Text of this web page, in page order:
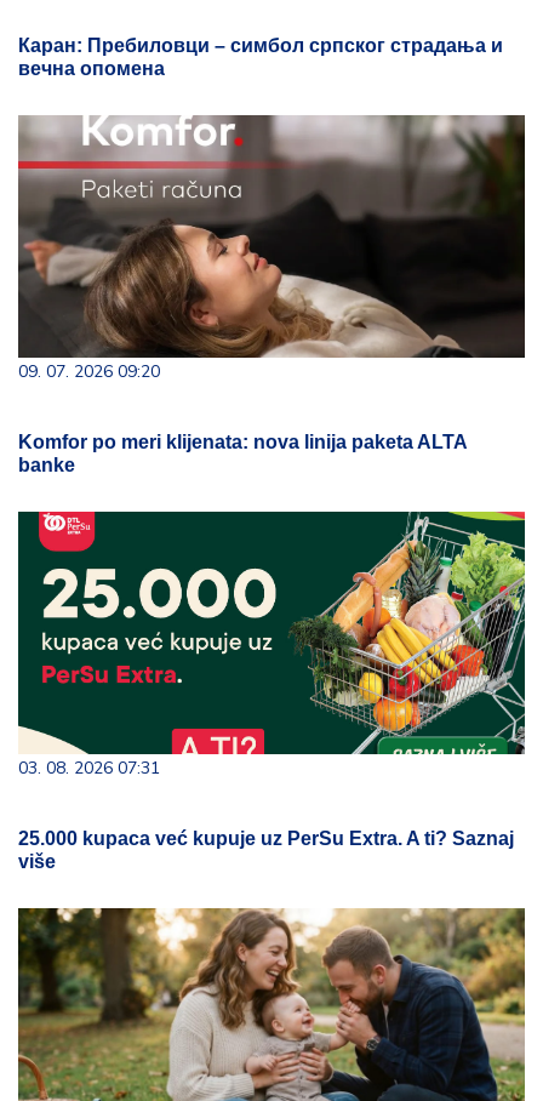
Каран: Пребиловци – симбол српског страдања и
вечна опомена
09. 07. 2026 09:20
Komfor po meri klijenata: nova linija paketa ALTA
banke
03. 08. 2026 07:31
25.000 kupaca već kupuje uz PerSu Extra. A ti? Saznaj
više